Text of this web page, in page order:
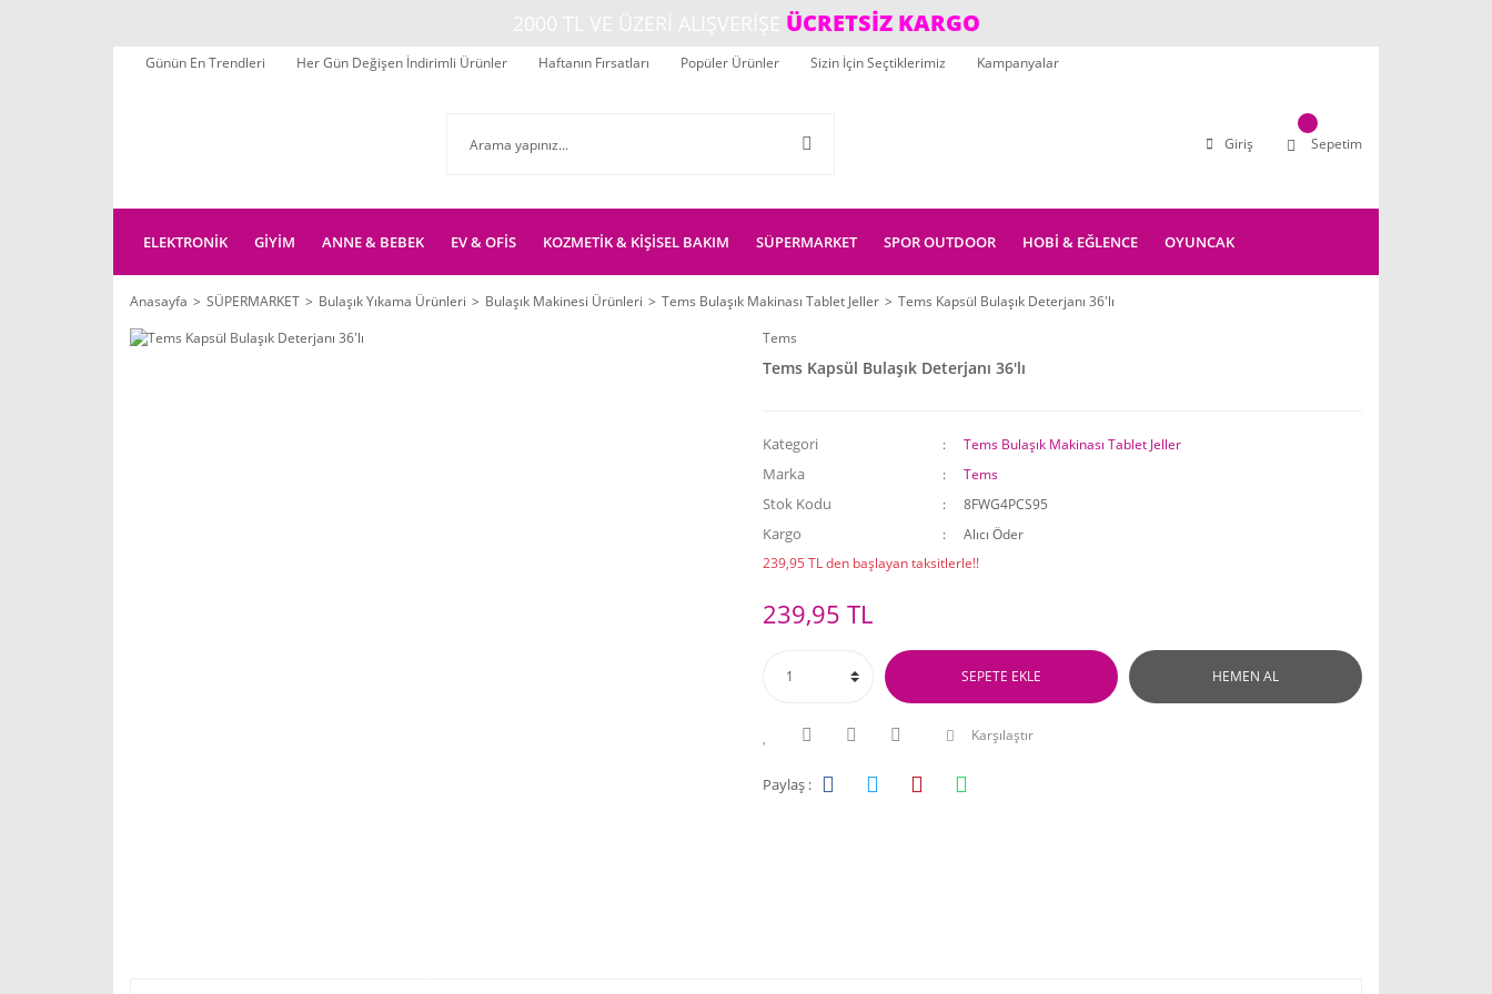
ÜCRETSİZ KARGO
Günün En Trendleri Her Gün Değişen İndirimli Ürünler Haftanın Fırsatları Popüler Ürünler Sizin İçin Seçtiklerimiz Kampanyalar
Giriş Sepetim
ELEKTRONİK GİYİM ANNE & BEBEK EV & OFİS KOZMETİK & KİŞİSEL BAKIM SÜPERMARKET SPOR OUTDOOR HOBİ & EĞLENCE OYUNCAK
Anasayfa SÜPERMARKET Bulaşık Yıkama Ürünleri Bulaşık Makinesi Ürünleri Tems Bulaşık Makinası Tablet Jeller
Tems Kapsül Bulaşık Deterjanı 36'lı
Tems
Tems Kapsül Bulaşık Deterjanı 36'lı
Kategori Tems Bulaşık Makinası Tablet Jeller
Marka Tems
Stok Kodu 8FWG4PCS95
Kargo
Alıcı Öder
239,95 TL den başlayan taksitlerle!!
239,95 TL
SEPETE EKLE HEMEN AL
Karşılaştır
Paylaş :